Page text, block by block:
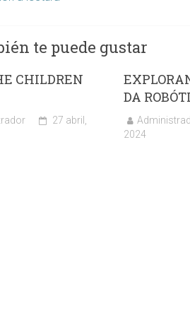
te puede gustar
CHILDREN
27 abril,
DA
2024